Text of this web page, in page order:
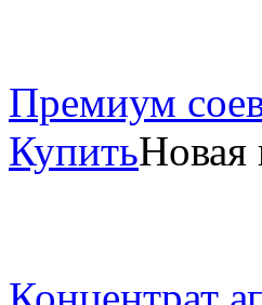
Премиум
КупитьНовая